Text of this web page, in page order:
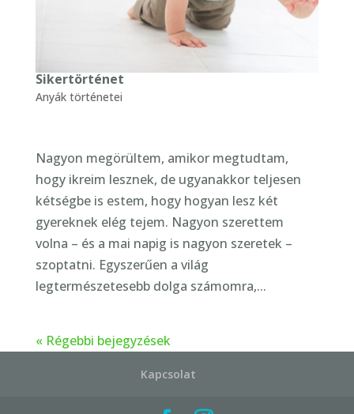
Sikertörténet
Anyák történetei
Nagyon megörültem, amikor megtudtam,
hogy ikreim lesznek, de ugyanakkor teljesen
kétségbe is estem, hogy hogyan lesz két
gyereknek elég tejem. Nagyon szerettem
volna – és a mai napig is nagyon szeretek –
szoptatni. Egyszerűen a világ
legtermészetesebb dolga számomra,...
« Régebbi bejegyzések
Kapcsolat